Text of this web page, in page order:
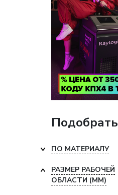
Подобрать
ПО МАТЕРИАЛУ
РАЗМЕР РАБОЧЕЙ
ОБЛАСТИ (ММ)